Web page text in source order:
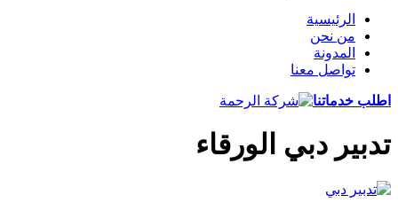
الرئيسية
من نحن
المدونة
تواصل معنا
اطلب خدماتنا
تدبير دبي الورقاء